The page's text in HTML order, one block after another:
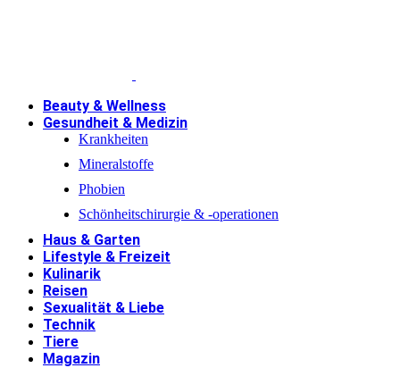
Beauty & Wellness
Gesundheit & Medizin
Krankheiten
Mineralstoffe
Phobien
Schönheitschirurgie & -operationen
Haus & Garten
Lifestyle & Freizeit
Kulinarik
Reisen
Sexualität & Liebe
Technik
Tiere
Magazin